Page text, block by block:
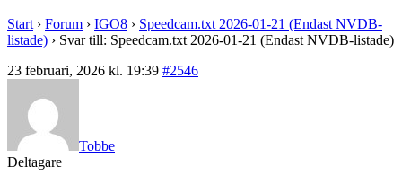
Start › Forum › IGO8 › Speedcam.txt 2026-01-21 (Endast NVDB-
listade) › Svar till: Speedcam.txt 2026-01-21 (Endast NVDB-listade)
23 februari, 2026 kl. 19:39 #2546
Tobbe
Deltagare